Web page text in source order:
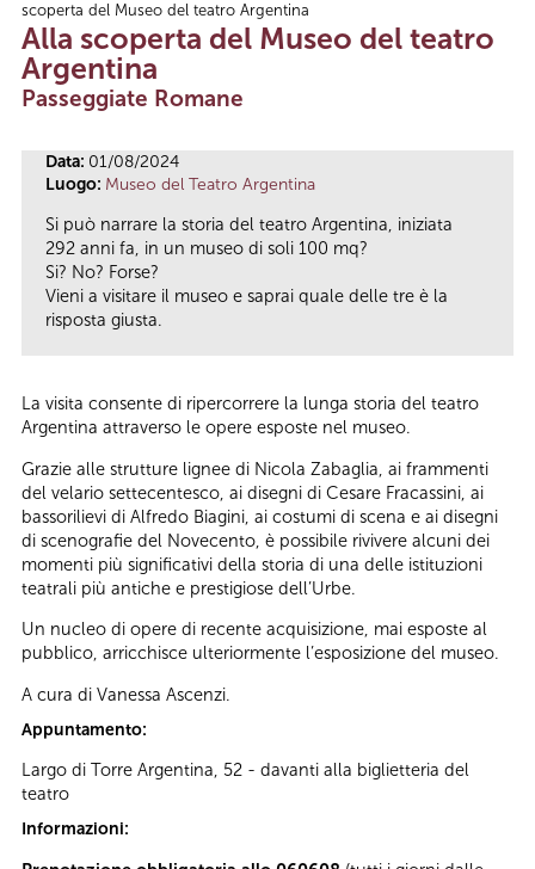
Tu sei qui
scoperta del Museo del teatro Argentina
Alla scoperta del Museo del teatro
Argentina
Passeggiate Romane
Data: 01/08/2024
Luogo: Museo del Teatro Argentina
Si può narrare la storia del teatro Argentina, iniziata
292 anni fa, in un museo di soli 100 mq?
Si? No? Forse?
Vieni a visitare il museo e saprai quale delle tre è la
risposta giusta.
La visita consente di ripercorrere la lunga storia del teatro
Argentina attraverso le opere esposte nel museo.
Grazie alle strutture lignee di Nicola Zabaglia, ai frammenti
del velario settecentesco, ai disegni di Cesare Fracassini, ai
bassorilievi di Alfredo Biagini, ai costumi di scena e ai disegni
di scenografie del Novecento, è possibile rivivere alcuni dei
momenti più significativi della storia di una delle istituzioni
teatrali più antiche e prestigiose dell’Urbe.
Un nucleo di opere di recente acquisizione, mai esposte al
pubblico, arricchisce ulteriormente l’esposizione del museo.
A cura di Vanessa Ascenzi.
Appuntamento:
Largo di Torre Argentina, 52 - davanti alla biglietteria del
teatro
Informazioni: